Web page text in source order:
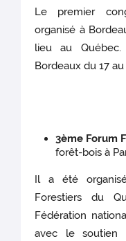
Le premier
organisé à
lieu au
Bordeaux du 17
3ème Forum
forêt-bois à
Il a été
Forestiers du
Fédération
avec le soutien